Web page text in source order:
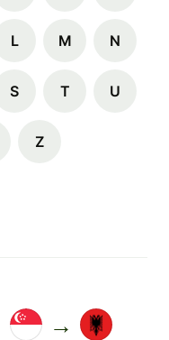
L M N
S T U
Z
→